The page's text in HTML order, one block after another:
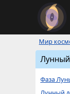
Мир
Фаза